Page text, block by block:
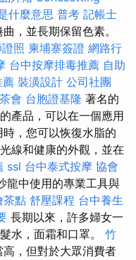
什麼意思 普考 記帳士
，並長期保留色素。
照 柬埔寨簽證 網路行
台中按摩排毒推薦 自助
薦 裝潢設計 公司社團
茶會 台胞證基隆 著名的
產品，可以在一個應用
，您可以恢復水脂的
線和健康的外觀，並在
ssl 台中泰式按摩 協會
龍中使用的專業工具與
茶點 舒壓課程 台中養生
長期以來，許多婦女一
水，面霜和口罩。 竹
，但對於大眾消費者